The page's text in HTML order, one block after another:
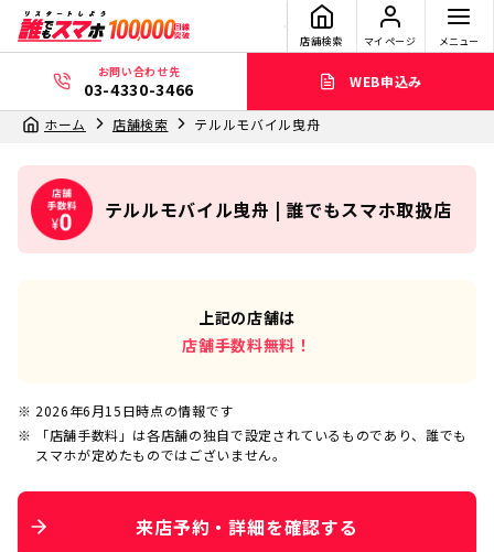
店舗検索 マイページ メニュー
お問い合わせ先
03-4330-3466 WEB申込み
ホーム 店舗検索 テルルモバイル曳舟
テルルモバイル曳舟 | 誰でもスマホ取扱店
上記の店舗は
店舗手数料無料！
2026年6月15日時点の情報です
「店舗手数料」は各店舗の独自で設定されているものであり、誰でも
スマホが定めたものではございません。
来店予約・詳細を確認する